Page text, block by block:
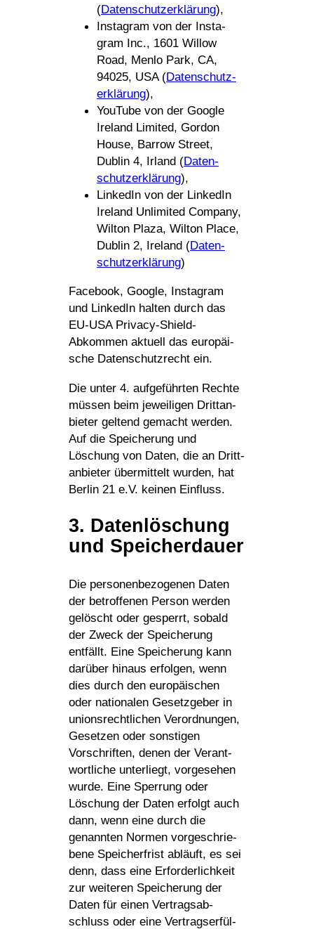
(Daten­schutz­er­klä­rung),
Insta­gram von der Insta­
gram Inc., 1601 Willow
Road, Menlo Park, CA,
94025, USA (Daten­schutz­
er­klä­rung),
YouTube von der Google
Ireland Limited, Gordon
House, Barrow Street,
Dublin 4, Irland (Daten­
schutz­er­klä­rung),
LinkedIn von der LinkedIn
Ireland Unli­mited Company,
Wilton Plaza, Wilton Place,
Dublin 2, Ireland (Daten­
schutz­er­klä­rung)
Face­book, Google, Insta­gram
und LinkedIn halten durch das
EU-USA Privacy-Shield-
Abkommen aktuell das euro­päi­
sche Daten­schutz­recht ein.
Die unter 4. aufge­führten Rechte
müssen beim jewei­ligen Dritt­an­
bieter geltend gemacht werden.
Auf die Spei­che­rung und
Löschung von Daten, die an Dritt­
an­bieter über­mit­telt wurden, hat
Berlin 21 e.V. keinen Einfluss.
3. Daten­lö­schung
und Speicherdauer
Die perso­nen­be­zo­genen Daten
der betrof­fenen Person werden
gelöscht oder gesperrt, sobald
der Zweck der Spei­che­rung
entfällt. Eine Spei­che­rung kann
darüber hinaus erfolgen, wenn
dies durch den euro­päi­schen
oder natio­nalen Gesetz­geber in
unions­recht­li­chen Verord­nungen,
Gesetzen oder sons­tigen
Vorschriften, denen der Verant­
wort­liche unter­liegt, vorge­sehen
wurde. Eine Sper­rung oder
Löschung der Daten erfolgt auch
dann, wenn eine durch die
genannten Normen vorge­schrie­
bene Spei­cher­frist abläuft, es sei
denn, dass eine Erfor­der­lich­keit
zur weiteren Spei­che­rung der
Daten für einen Vertrags­ab­
schluss oder eine Vertrags­er­fül­